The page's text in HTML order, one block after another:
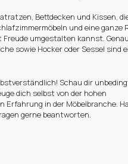
Bettdecken und Kissen,
und eine ganze
umgestalten kannst.
sowie Hocker oder Sessel sind
Schau dir
dich selbst von der hohen
Erfahrung in der Möbelbranche.
gerne beantworten.